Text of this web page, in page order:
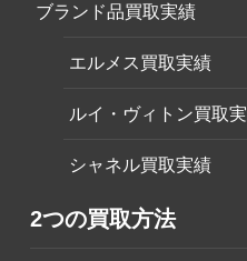
ブランド品買取実績
エルメス買取実績
ルイ・ヴィトン買取
シャネル買取実績
2つの買取方法